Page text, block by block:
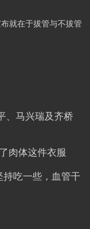
就在于拔管与不拔管
、马兴瑞及齐桥
肉体这件衣服
持吃一些，血管干